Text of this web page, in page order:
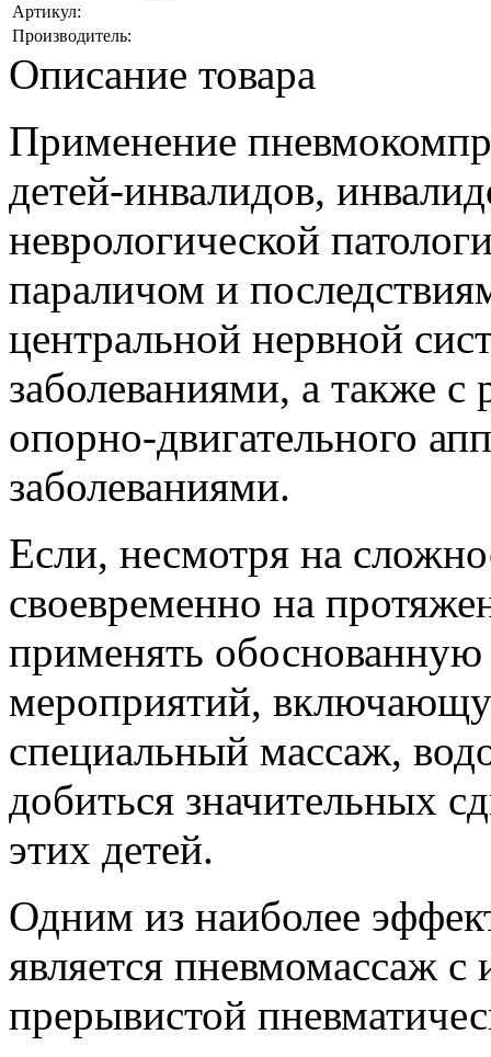
Артикул:
Производитель:
Описание товара
Применение
детей-инвалидов,
неврологической
параличом и
центральной нервной
заболеваниями, а также
опорно-двигательного
заболеваниями.
Если, несмотря на
своевременно на
применять
мероприятий,
специальный массаж,
добиться значительных
этих детей.
Одним из наиболее
является пневмомассаж
прерывистой